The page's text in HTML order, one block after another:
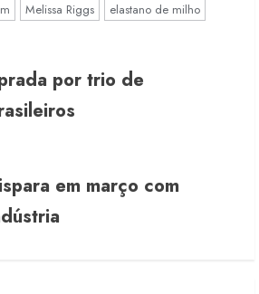
Melissa Riggs elastano de milho
por trio de
em março com